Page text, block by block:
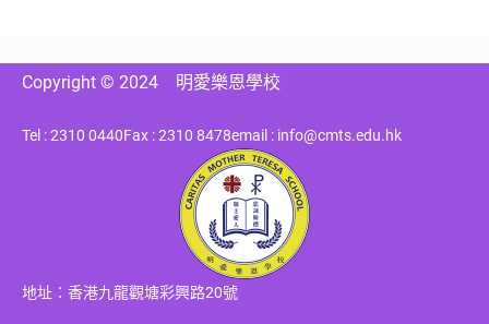
Copyright © 2024 明愛樂恩學校
Tel : 2310 0440Fax : 2310 8478email : info@cmts.edu.hk
地址：香港九龍觀塘彩興路20號